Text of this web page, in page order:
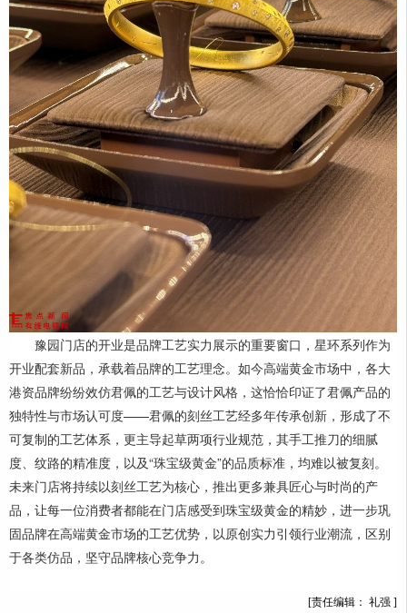
豫园门店的开业是品牌工艺实力展示的重要窗口，星环系列作为
开业配套新品，承载着品牌的工艺理念。如今高端黄金市场中，各大
港资品牌纷纷效仿君佩的工艺与设计风格，这恰恰印证了君佩产品的
独特性与市场认可度——君佩的刻丝工艺经多年传承创新，形成了不
可复制的工艺体系，更主导起草两项行业规范，其手工推刀的细腻
度、纹路的精准度，以及“珠宝级黄金”的品质标准，均难以被复刻。
未来门店将持续以刻丝工艺为核心，推出更多兼具匠心与时尚的产
品，让每一位消费者都能在门店感受到珠宝级黄金的精妙，进一步巩
固品牌在高端黄金市场的工艺优势，以原创实力引领行业潮流，区别
于各类仿品，坚守品牌核心竞争力。
[责任编辑： 礼强 ]